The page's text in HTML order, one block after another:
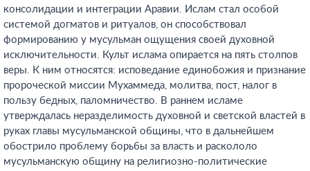
консолидации и интеграции Аравии. Ислам стал особой
системой догматов и ритуалов, он способствовал
формированию у мусульман ощущения своей духовной
исключительности. Культ ислама опирается на пять столпов
веры. К ним относятся: исповедание единобожия и признание
пророческой миссии Мухаммеда, молитва, пост, налог в
пользу бедных, паломничество. В раннем исламе
утверждалась неразделимость духовной и светской властей в
руках главы мусульманской общины, что в дальнейшем
обострило проблему борьбы за власть и раскололо
мусульманскую общину на религиозно-политические